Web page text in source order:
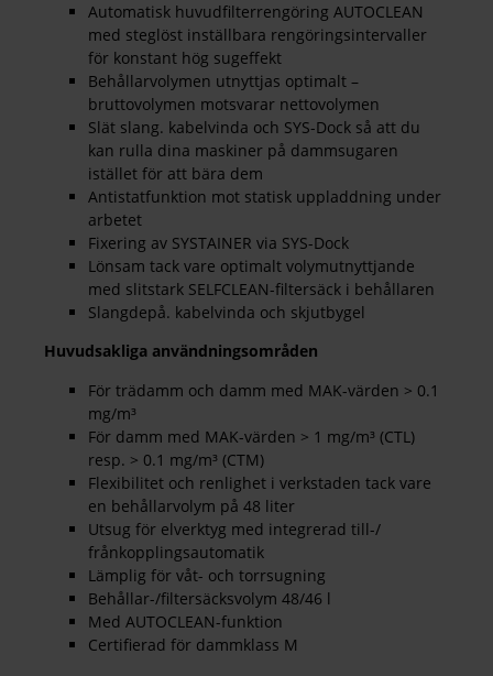
Automatisk huvudfilterrengöring AUTOCLEAN
med steglöst inställbara rengöringsintervaller
för konstant hög sugeffekt
Behållarvolymen utnyttjas optimalt –
bruttovolymen motsvarar nettovolymen
Slät slang. kabelvinda och SYS-Dock så att du
kan rulla dina maskiner på dammsugaren
istället för att bära dem
Antistatfunktion mot statisk uppladdning under
arbetet
Fixering av SYSTAINER via SYS-Dock
Lönsam tack vare optimalt volymutnyttjande
med slitstark SELFCLEAN-filtersäck i behållaren
Slangdepå. kabelvinda och skjutbygel
Huvudsakliga användningsområden
För trädamm och damm med MAK-värden > 0.1
mg/m³
För damm med MAK-värden > 1 mg/m³ (CTL)
resp. > 0.1 mg/m³ (CTM)
Flexibilitet och renlighet i verkstaden tack vare
en behållarvolym på 48 liter
Utsug för elverktyg med integrerad till-/
frånkopplingsautomatik
Lämplig för våt- och torrsugning
Behållar-/filtersäcksvolym 48/46 l
Med AUTOCLEAN-funktion
Certifierad för dammklass M